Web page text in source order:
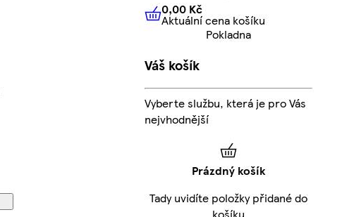
0,00 KčAktuální cena košíku
0,00 Kč
Aktuální cena košíku
Pokladna
Váš košík
Vyberte službu, která je pro Vás
nejvhodnější
Prázdný košík
Tady uvidíte položky přidané do
košíku